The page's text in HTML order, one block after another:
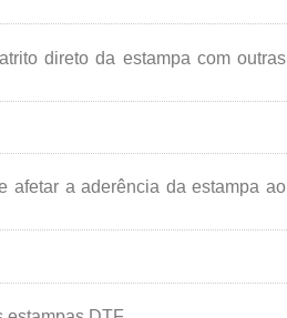
direto da estampa com outras
afetar a aderência da estampa ao